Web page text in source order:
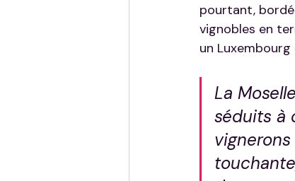
pourtant,
vignobles en
un
La
séduits à